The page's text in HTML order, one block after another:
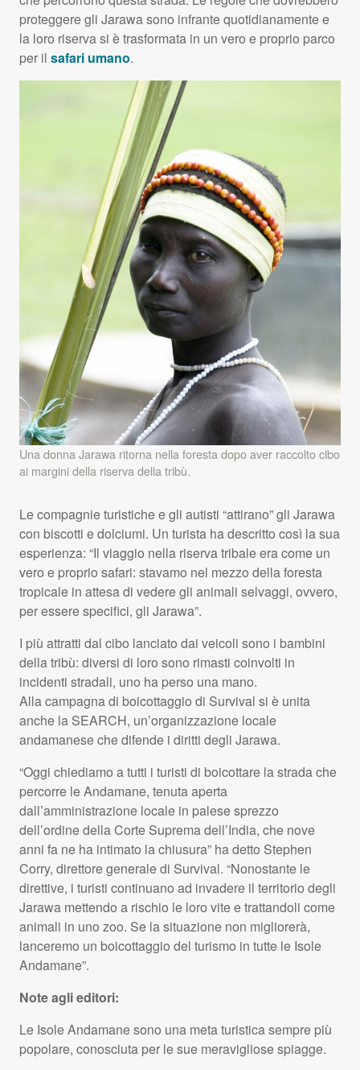
proteggere gli Jarawa sono infrante quotidianamente e
la loro riserva si è trasformata in un vero e proprio parco
per il safari umano.
Una donna Jarawa ritorna nella foresta dopo aver raccolto cibo
ai margini della riserva della tribù.
Le compagnie turistiche e gli autisti “attirano” gli Jarawa
con biscotti e dolciumi. Un turista ha descritto così la sua
esperienza: “Il viaggio nella riserva tribale era come un
vero e proprio safari: stavamo nel mezzo della foresta
tropicale in attesa di vedere gli animali selvaggi, ovvero,
per essere specifici, gli Jarawa”.
I più attratti dal cibo lanciato dai veicoli sono i bambini
della tribù: diversi di loro sono rimasti coinvolti in
incidenti stradali, uno ha perso una mano.
Alla campagna di boicottaggio di Survival si è unita
anche la SEARCH, un’organizzazione locale
andamanese che difende i diritti degli Jarawa.
“Oggi chiediamo a tutti i turisti di boicottare la strada che
percorre le Andamane, tenuta aperta
dall’amministrazione locale in palese sprezzo
dell’ordine della Corte Suprema dell’India, che nove
anni fa ne ha intimato la chiusura” ha detto Stephen
Corry, direttore generale di Survival. “Nonostante le
direttive, i turisti continuano ad invadere il territorio degli
Jarawa mettendo a rischio le loro vite e trattandoli come
animali in uno zoo. Se la situazione non migliorerà,
lanceremo un boicottaggio del turismo in tutte le Isole
Andamane”.
Note agli editori:
Le Isole Andamane sono una meta turistica sempre più
popolare, conosciuta per le sue meravigliose spiagge.